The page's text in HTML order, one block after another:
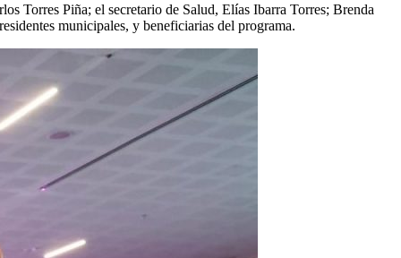
Torres Piña; el secretario de Salud, Elías Ibarra Torres; Brenda
municipales, y beneficiarias del programa.